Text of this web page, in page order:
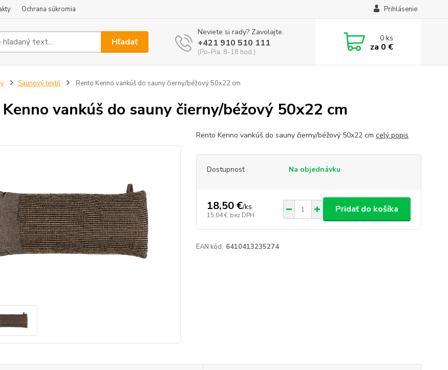
Ochrana súkromia Prihlásenie
Hľadať
Neviete si rady? Zavolajte.
+421 910 510 111
(Po-Pia, 8-18 hod.)
0ks
za 0 €
Saunový textil Rento Kenno vankúš do sauny čierny/béžový 50x22 cm
vankúš do sauny čierny/béžový 50x22 cm
Rento Kenno vankúš do sauny čierny/béžový 50x22 cm celý popis
Dostupnosť Na objednávku
18,50 €/ks
15,04 € bez DPH
Pridať do košíka
EAN kód: 6410413235274